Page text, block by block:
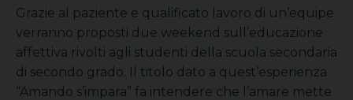
Grazie al paziente e qualificato lavoro di un’equipe
verranno proposti due weekend sull’educazione
affettiva rivolti agli studenti della scuola secondaria
di secondo grado. Il titolo dato a quest’esperienza
“Amando s’impara” fa intendere che l’amare mette